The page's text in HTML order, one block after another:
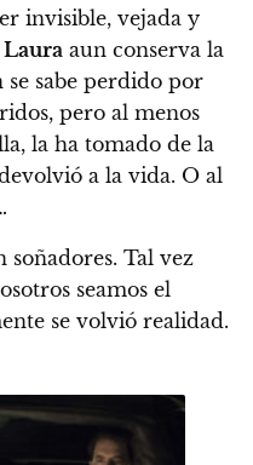
invisible, vejada y
Laura aun conserva la
sabe perdido por
pero al menos
la ha tomado de la
a la vida. O al
soñadores. Tal vez
seamos el
se volvió realidad.